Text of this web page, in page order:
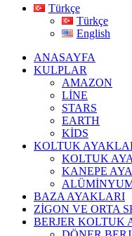
Türkçe
Türkçe
English
ANASAYFA
KULPLAR
AMAZON
LİNE
STARS
EARTH
KİDS
KOLTUK
KOLTUK
KANEPE
BAZA AYAKLARI
ZİGON VE ORTA
BERJER KOLTUK